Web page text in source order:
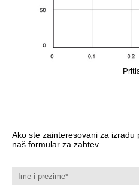
Ako ste zainteresovani za izradu
naš formular za zahtev.